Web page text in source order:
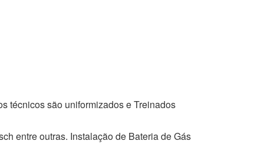
técnicos são uniformizados e Treinados
entre outras. Instalação de Bateria de Gás